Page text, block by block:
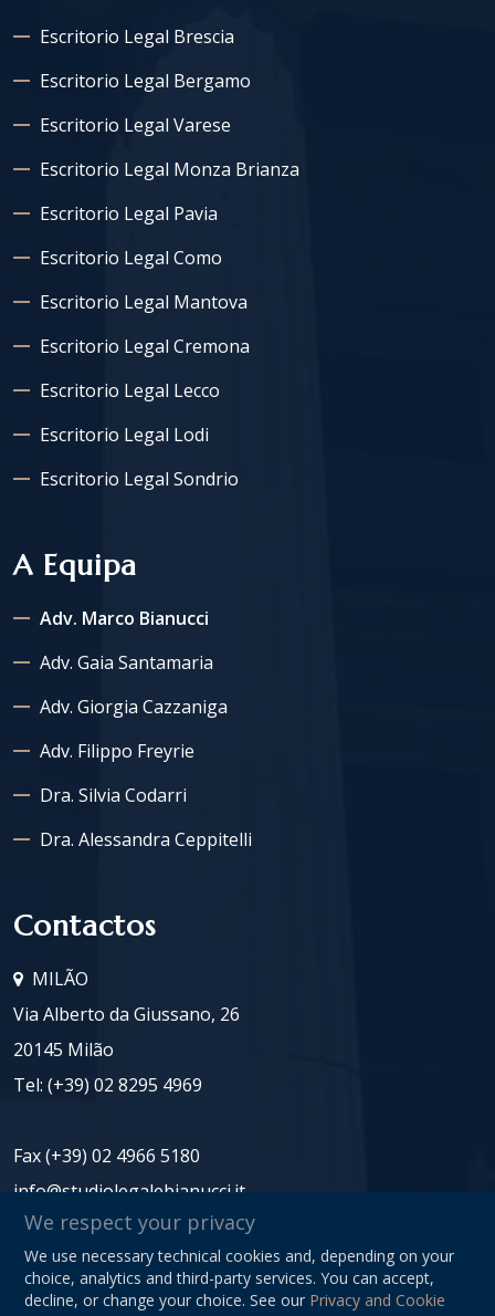
Escritorio Legal Brescia
Escritorio Legal Bergamo
Escritorio Legal Varese
Escritorio Legal Monza Brianza
Escritorio Legal Pavia
Escritorio Legal Como
Escritorio Legal Mantova
Escritorio Legal Cremona
Escritorio Legal Lecco
Escritorio Legal Lodi
Escritorio Legal Sondrio
A Equipa
Adv. Marco Bianucci
Adv. Gaia Santamaria
Adv. Giorgia Cazzaniga
Adv. Filippo Freyrie
Dra. Silvia Codarri
Dra. Alessandra Ceppitelli
Contactos
MILÃO
Via Alberto da Giussano, 26
20145 Milão
Tel: (+39) 02 8295 4969
Fax (+39) 02 4966 5180
info@studiolegalebianucci.it
NIF: 08125620966
Privacy Policy
We respect your privacy
We use necessary technical cookies and, depending on your
choice, analytics and third-party services. You can accept,
decline, or change your choice. See our Privacy and Cookie